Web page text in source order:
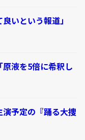
良いという報道」
原液を5倍に希釈し
演予定の『踊る大捜